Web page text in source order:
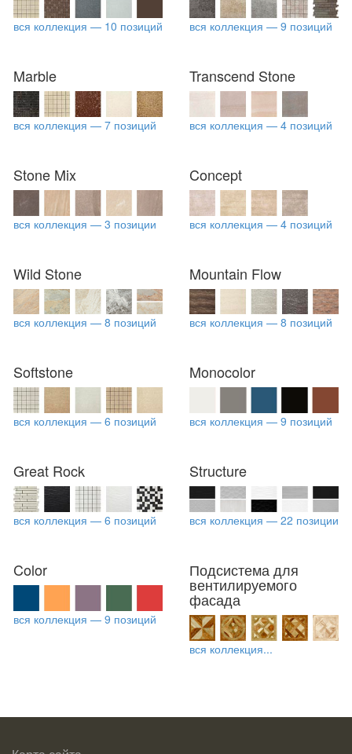
вся коллекция — 10 позиций вся коллекция — 9 позиций
Marble
вся коллекция — 7 позиций
Transcend Stone
вся коллекция — 4 позиций
Stone Mix
вся коллекция — 3 позиции
Concept
вся коллекция — 4 позиций
Wild Stone
вся коллекция — 8 позиций
Mountain Flow
вся коллекция — 8 позиций
Softstone
вся коллекция — 6 позиций
Monocolor
вся коллекция — 9 позиций
Great Rock
вся коллекция — 6 позиций
Structure
вся коллекция — 22 позиции
Color
вся коллекция — 9 позиций
Подсистема для
вентилируемого
фасада
вся коллекция...